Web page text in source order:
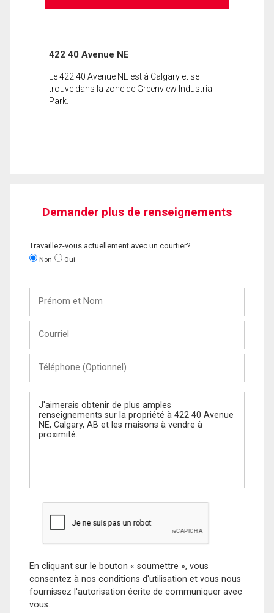
422 40 Avenue NE
Le 422 40 Avenue NE est à Calgary et se
trouve dans la zone de Greenview Industrial
Park.
Demander plus de renseignements
Travaillez-vous actuellement avec un courtier?
Non Oui
Nom
(Optionnel)
Message
En cliquant sur le bouton « soumettre », vous
consentez à nos conditions d'utilisation et vous nous
fournissez l'autorisation écrite de communiquer avec
vous.